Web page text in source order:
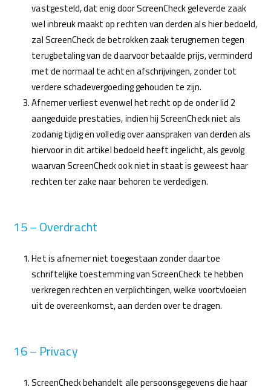
vastgesteld, dat enig door ScreenCheck geleverde zaak
wel inbreuk maakt op rechten van derden als hier bedoeld,
zal ScreenCheck de betrokken zaak terugnemen tegen
terugbetaling van de daarvoor betaalde prijs, verminderd
met de normaal te achten afschrijvingen, zonder tot
verdere schadevergoeding gehouden te zijn.
Afnemer verliest evenwel het recht op de onder lid 2
aangeduide prestaties, indien hij ScreenCheck niet als
zodanig tijdig en volledig over aanspraken van derden als
hiervoor in dit artikel bedoeld heeft ingelicht, als gevolg
waarvan ScreenCheck ook niet in staat is geweest haar
rechten ter zake naar behoren te verdedigen.
15 – Overdracht
Het is afnemer niet toegestaan zonder daartoe
schriftelijke toestemming van ScreenCheck te hebben
verkregen rechten en verplichtingen, welke voortvloeien
uit de overeenkomst, aan derden over te dragen.
16 – Privacy
ScreenCheck behandelt alle persoonsgegevens die haar